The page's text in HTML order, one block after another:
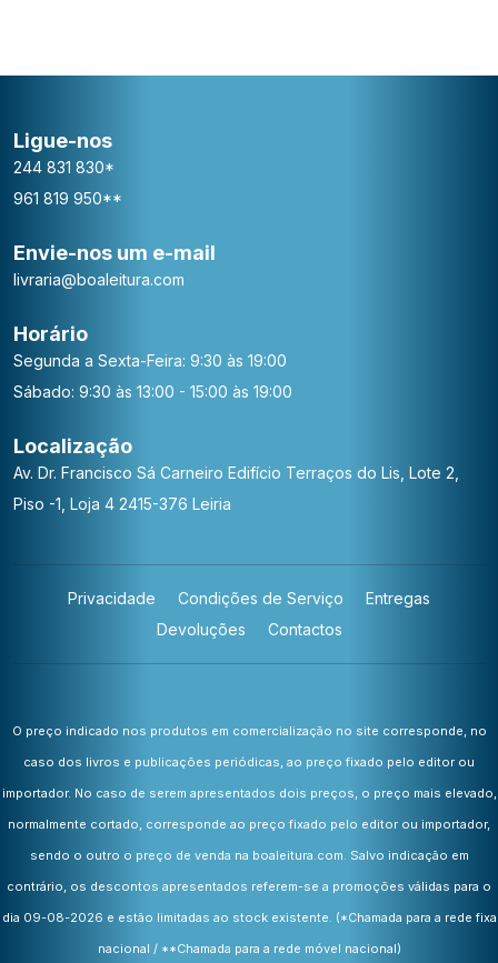
Ligue-nos
244 831 830*
961 819 950**
Envie-nos um e-mail
livraria@boaleitura.com
Horário
Segunda a Sexta-Feira: 9:30 às 19:00
Sábado: 9:30 às 13:00 - 15:00 às 19:00
Localização
Av. Dr. Francisco Sá Carneiro Edifício Terraços do Lis, Lote 2,
Piso -1, Loja 4 2415-376 Leiria
Privacidade Condições de Serviço
Entregas
Devoluções
Contactos
O preço indicado nos produtos em comercialização no site corresponde, no
caso dos livros e publicações periódicas, ao preço fixado pelo editor ou
importador. No caso de serem apresentados dois preços, o preço mais elevado,
normalmente cortado, corresponde ao preço fixado pelo editor ou importador,
sendo o outro o preço de venda na boaleitura.com. Salvo indicação em
contrário, os descontos apresentados referem-se a promoções válidas para o
dia 09-08-2026 e estão limitadas ao stock existente. (*Chamada para a rede fixa
nacional / **Chamada para a rede móvel nacional)